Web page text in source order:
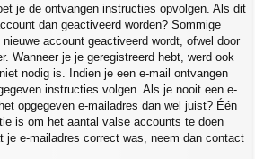
je de ontvangen instructies opvolgen. Als dit
dan geactiveerd worden? Sommige
account geactiveerd wordt, ofwel door
Wanneer je je geregistreerd hebt, werd ook
nodig is. Indien je een e-mail ontvangen
instructies volgen. Als je nooit een e-
opgegeven e-mailadres dan wel juist? Één
is om het aantal valse accounts te doen
je e-mailadres correct was, neem dan contact